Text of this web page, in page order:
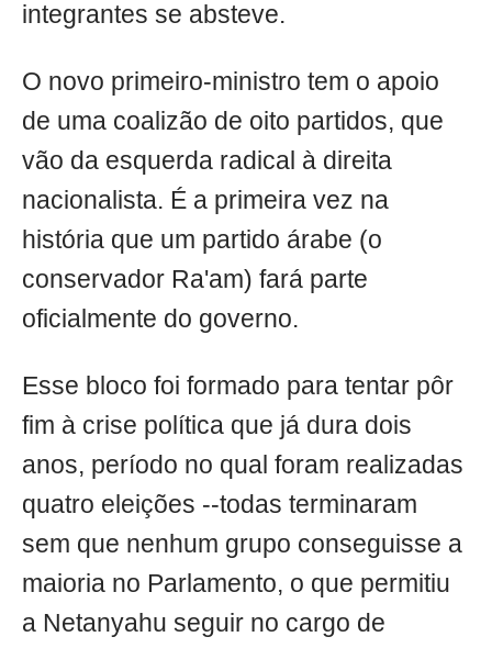
integrantes se absteve.
O novo primeiro-ministro tem o apoio
de uma coalizão de oito partidos, que
vão da esquerda radical à direita
nacionalista. É a primeira vez na
história que um partido árabe (o
conservador Ra'am) fará parte
oficialmente do governo.
Esse bloco foi formado para tentar pôr
fim à crise política que já dura dois
anos, período no qual foram realizadas
quatro eleições --todas terminaram
sem que nenhum grupo conseguisse a
maioria no Parlamento, o que permitiu
a Netanyahu seguir no cargo de